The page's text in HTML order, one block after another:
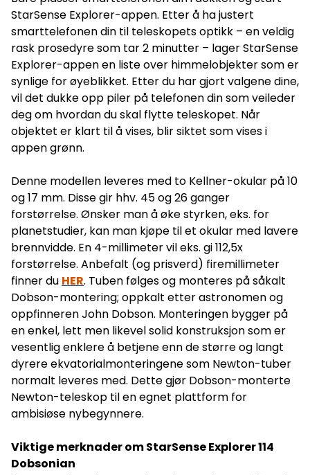
gjør det enklere å oppnå høye forstørrelser uten at man må
ty til kraftige okular. På den negative siden påvirker det
blendertallet negativt og derigjennom den reelle lysstyrken
på tuben. Dette gjør modellen dårligere egnet til deep sky
(stjernetåker o.l.) enn det de ytre spesifikasjonene på tuben
skulle tilsi. Sist men ikke minst medfører forstørrerelementet
at tuben ikke lar seg kollimere med laserkollimator, så skal
man kollimere må man bruke en analog cheshire-kollimator.
Fra et optisk ståsted anser vi derfor Dobsonian som det
optisk overlegne valget mellom disse to, især hvis du skal
studere deep sky. Kollimering Dette er en speilbasert modell
hvis primær- og sekundærspeil krever jevnlig vedlikehold
(kollimering). Grunnet vibrasjoner, temperatursvingninger o.l.
vil speilene over tid komme ut av kurs. For å ivareta
du kjøper til et kollimeringsokular ( se relaterte produkter
nederst på denne siden ). Brukernivå for denne modellen
Vil du vite hvorfor vi har gitt denne modellen dette
brukernivået, se HER . Spesifikasjoner Produsent Celestron
Modellnavn StarSense Explorer 114 Dobsonian
Objektivdiameter 114 mm Brennvidde 450 mm F-tall f/4
Optisk konstruksjon Reflektor (Newton) Fokuser 1.25"
Søkekikkert Rødpunktsikte Bildets orientering Speilvendt og
opp-ned Direkte kameratilkobling Nei Motordrift Nei GoTo-
funksjon Nei Strømkilde – Montering Dobson Stativbein
Kompositt Forstørrelse med medfølgende okular 1 26x
Forstørrelse med medfølgende okular 2 45x Høyeste
forstørrelse (teoretisk) 228x (anbefalt maks 180-200x)
Størrelse og vekt Vekt reflektor (uten utstyr) 1,9 kg
Størrelse reflektor (L x D) 470 x 140 mm Sendingsvekt –
Sendingsmål – Innhold i esken • Reflektortube •
Rødpunktsikte • 17 mm 1.25" okular • 10 mm 1.25" okular •
Dobson-bord/gulvmontering • StarSense mobilbrakett
Hva trenger jeg av apper? Du vil behøve en app som
heter StarSense Explorer og du kan laste den ned herfra:
Android: Last ned iPhone: Last ned
StarSense Explorer-appen. Etter å ha justert
smarttelefonen din til teleskopets optikk – en veldig
rask prosedyre som tar 2 minutter – lager StarSense
Explorer-appen en liste over himmelobjekter som er
synlige for øyeblikket. Etter du har gjort valgene dine,
vil det dukke opp piler på telefonen din som veileder
deg om hvordan du skal flytte teleskopet. Når
objektet er klart til å vises, blir siktet som vises i
appen grønn.
Denne modellen leveres med to Kellner-okular på 10
og 17 mm. Disse gir hhv. 45 og 26 ganger
forstørrelse. Ønsker man å øke styrken, eks. for
planetstudier, kan man kjøpe til et okular med lavere
brennvidde. En 4-millimeter vil eks. gi 112,5x
forstørrelse. Anbefalt (og prisverd) firemillimeter
finner du HER. Tuben følges og monteres på såkalt
Dobson-montering; oppkalt etter astronomen og
oppfinneren John Dobson. Monteringen bygger på
en enkel, lett men likevel solid konstruksjon som er
vesentlig enklere å betjene enn de større og langt
dyrere ekvatorialmonteringene som Newton-tuber
normalt leveres med. Dette gjør Dobson-monterte
Newton-teleskop til en egnet plattform for
ambisiøse nybegynnere.
Viktige merknader om StarSense Explorer 114
Dobsonian